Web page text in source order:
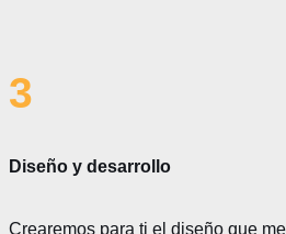
3
Diseño y desarrollo
Crearemos para ti el diseño que